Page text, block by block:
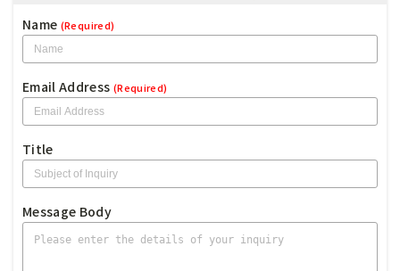
Name (Required)
Email Address (Required)
Title
Message Body